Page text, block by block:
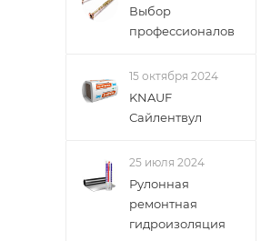
Выбор
профессионалов
15 октября 2024
KNAUF
Сайлентвул
25 июля 2024
Рулонная
ремонтная
гидроизоляция